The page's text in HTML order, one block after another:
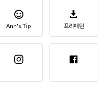
Ann's Tip 프리패턴